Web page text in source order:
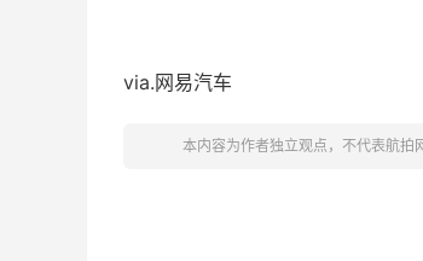
via.网易汽车
本内容为作者独立观点，不代表航拍